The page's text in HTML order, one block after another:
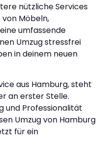
nützliche Services
Möbeln,
umfassende
Umzug stressfrei
in deinem neuen
aus Hamburg, steht
an erster Stelle.
und Professionalität
Umzug von Hamburg
für ein